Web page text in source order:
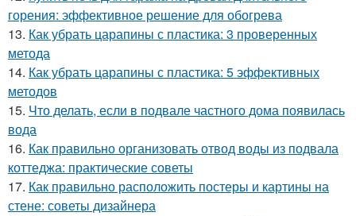
горения: эффективное решение для обогрева
13. Как убрать царапины с пластика: 3 проверенных
метода
14. Как убрать царапины с пластика: 5 эффективных
методов
15. Что делать, если в подвале частного дома появилась
вода
16. Как правильно организовать отвод воды из подвала
коттеджа: практические советы
17. Как правильно расположить постеры и картины на
стене: советы дизайнера